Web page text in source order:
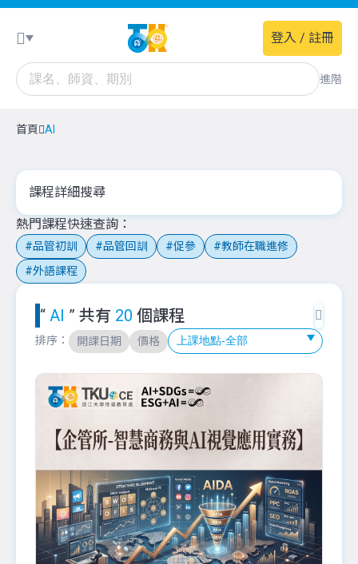
進階
登入 / 註冊
首頁 AI
課程詳細搜尋
熱門課程快速查詢
品管初訓 品管回訓 促參
教師在職進修
外語課程
“ AI ” 共有 20 個課程
排序： 開課日期 價格